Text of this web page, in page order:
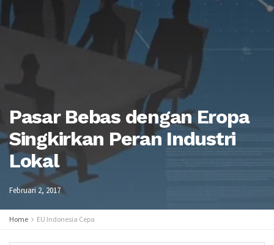
Pasar Bebas dengan Eropa
Singkirkan Peran Industri
Lokal
Februari 2, 2017
Home EU Indonesia Cepa